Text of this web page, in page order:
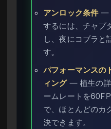
アンロック条件—
するには、チャプ
し、夜にコブラと
す。
パフォーマンスの
ィング— 植生の詳
ームレートを
で、ほとんどのカ
決できます。